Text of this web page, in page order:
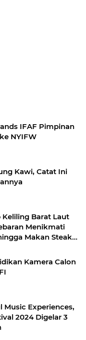
IFAF Pimpinan
NYIFW
Kawi, Catat Ini
Keliling Barat Laut
Menikmati
Makan Steak
Kamera Calon
Experiences,
2024 Digelar 3